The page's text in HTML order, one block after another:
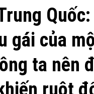
gái của
ta nên
ruột